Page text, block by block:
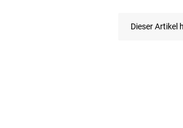
x
Dieser Artikel